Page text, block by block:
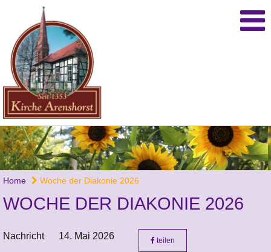
Home Woche der Diakonie 2026
WOCHE DER DIAKONIE 2026
Nachricht 14. Mai 2026 teilen